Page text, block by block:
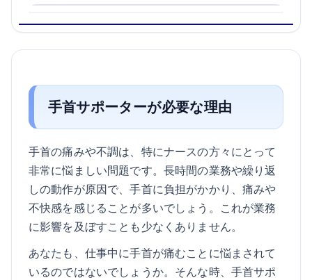
手首サポーターが必要な理由
手首の痛みや不調は、特にナースの方々にとって
非常に悩ましい問題です。長時間の業務や繰り返
しの動作が原因で、手首に負担がかかり、痛みや
不快感を感じることが多いでしょう。これが業務
に影響を及ぼすことも少なくありません。
あなたも、仕事中に手首が痛むことに悩まされて
いるのではないでしょうか。そんな時、手首サポ